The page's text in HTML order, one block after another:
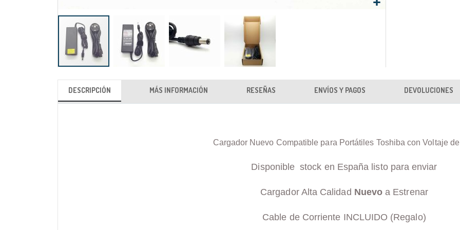
DESCRIPCIÓN
Cargador Nuevo Compatible para Portátiles Toshiba con Voltaje de
Disponible stock en España listo para enviar
Cargador Alta Calidad Nuevo a Estrenar
Cable de Corriente INCLUIDO (Regalo)
MÁS INFORMACIÓN RESEÑAS ENVÍOS Y PAGOS DEVOLUCIONES